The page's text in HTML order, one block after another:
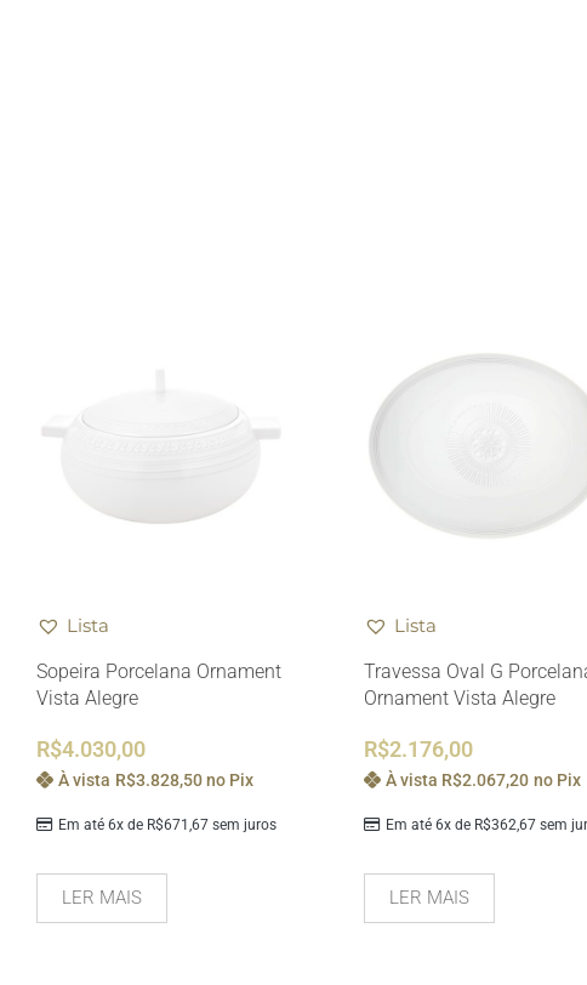
Lista
Sopeira Porcelana Ornament
Vista Alegre
R$4.030,00
Em até 6x de R$671,67sem juros
À vista R$3.828,50 no Pix
LER MAIS
Lista
Travessa Oval G
Ornament Vista Alegre
R$2.176,00
Em até 6x de R$362,67sem
À vista R$2.067,20 no Pix
LER MAIS